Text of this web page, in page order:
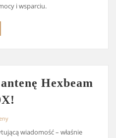
i wsparciu.
Hexbeam
wiadomość – właśnie